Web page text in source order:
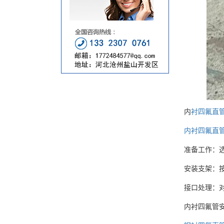
内衬四氟直
内衬四氟直
准备工作：
安装支架：
接口处理：
内衬四氟管